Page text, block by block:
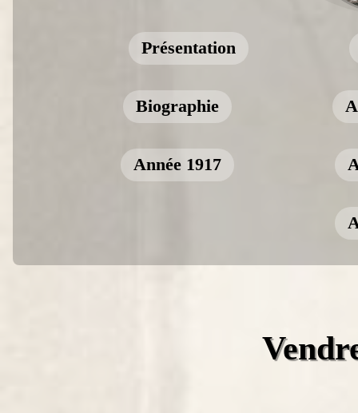
Présentation
Biographie
Année 1917